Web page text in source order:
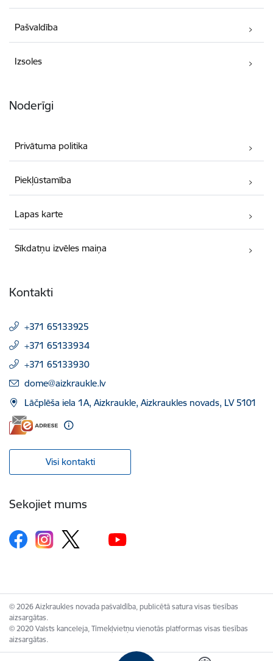
Pašvaldība
Izsoles
Noderīgi
Privātuma politika
Piekļūstamība
Lapas karte
Sīkdatņu izvēles maiņa
Kontakti
+371 65133925
+371 65133934
+371 65133930
E-pasts:
dome@aizkraukle.lv
Lāčplēša iela 1A, Aizkraukle, Aizkraukles novads, LV 5101
Visi kontakti
Sekojiet mums
© 2026 Aizkraukles novada pašvaldība, publicētā satura visas tiesības
aizsargātas.
© 2020 Valsts kanceleja, Tīmekļvietņu vienotās platformas visas tiesības
aizsargātas.